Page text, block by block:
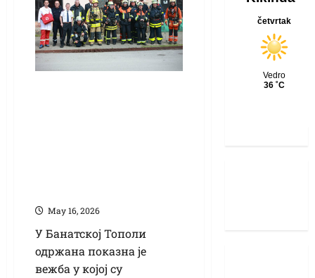
Маy 16, 2026
У Банатској Тополи
одржана показна је
вежба у којој су